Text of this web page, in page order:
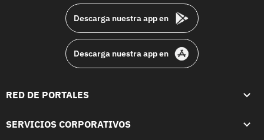
Descarga nuestra app en
Descarga nuestra app en
RED DE PORTALES
SERVICIOS CORPORATIVOS